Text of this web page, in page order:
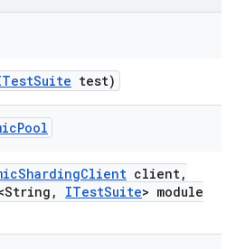
Suite test)
Pool
ShardingClient client,
, ITestSuite> module